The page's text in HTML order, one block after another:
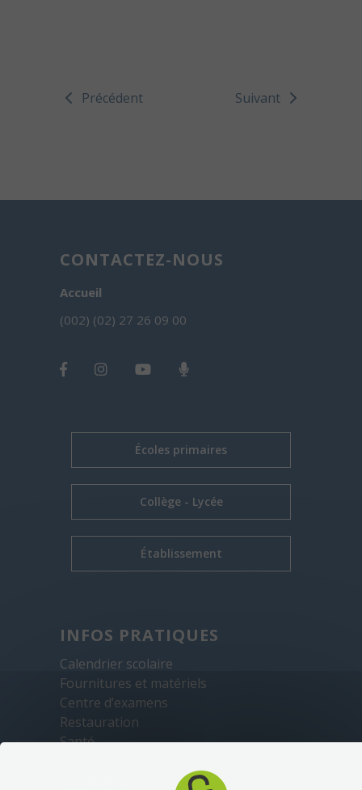
Précédent Suivant
CONTACTEZ-NOUS
Accueil
(002) (02) 27 26 09 00
Écoles primaires
Collège - Lycée
Établissement
INFOS PRATIQUES
Calendrier scolaire
Fournitures et matériels
Centre d’examens
Restauration
Santé